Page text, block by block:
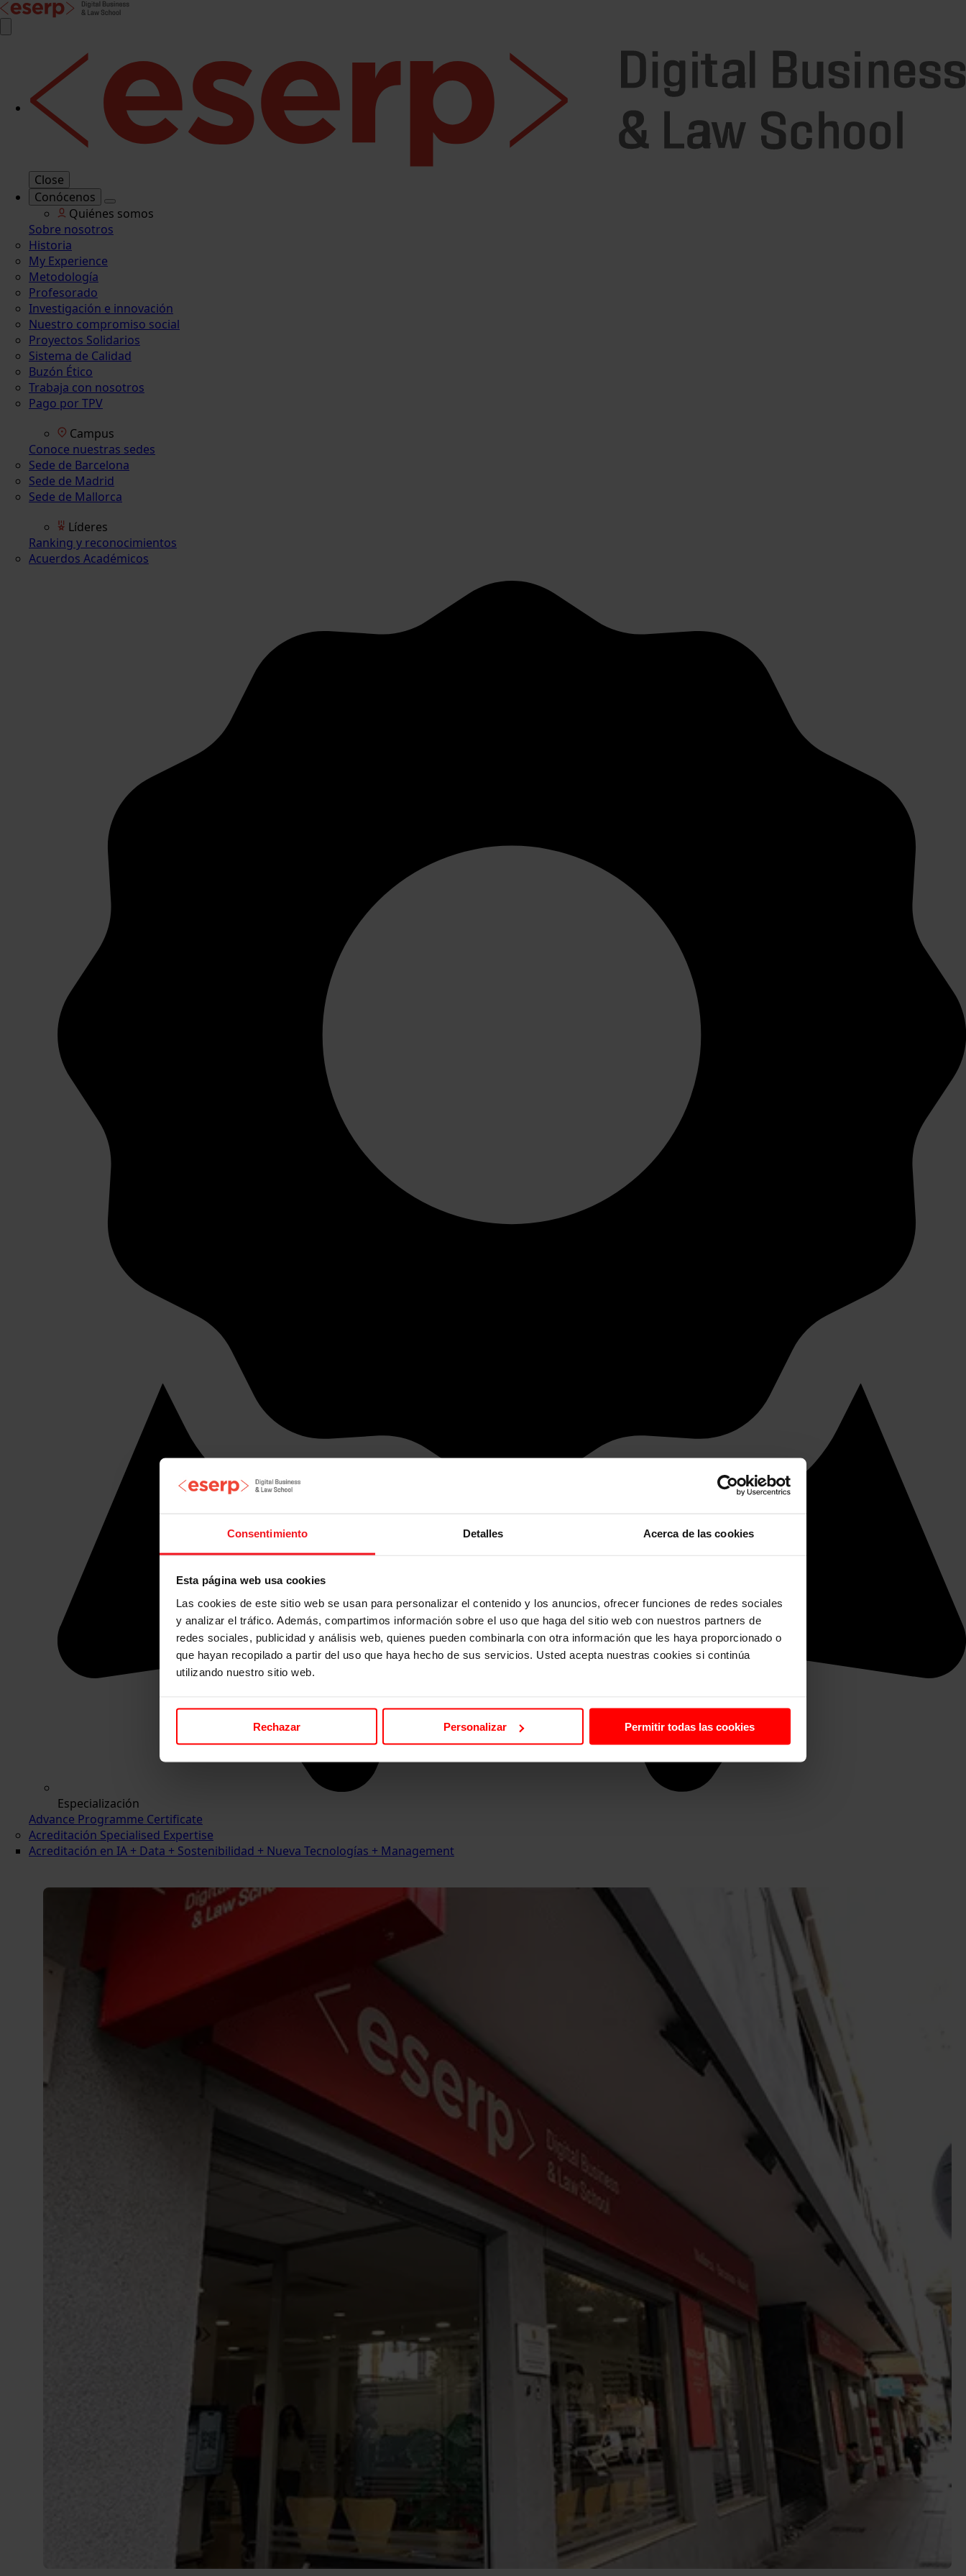
Consentimiento Detalles Acerca de las cookies
Esta página web usa cookies
Las cookies de este sitio web se usan para personalizar el contenido y los anuncios, ofrecer funciones de redes sociales
y analizar el tráfico. Además, compartimos información sobre el uso que haga del sitio web con nuestros partners de
redes sociales, publicidad y análisis web, quienes pueden combinarla con otra información que les haya proporcionado o
que hayan recopilado a partir del uso que haya hecho de sus servicios. Usted acepta nuestras cookies si continúa
utilizando nuestro sitio web.
Rechazar Personalizar Permitir todas las cookies
Close
Conócenos
Quiénes somos
Sobre nosotros
Historia
My Experience
Metodología
Profesorado
Investigación e innovación
Nuestro compromiso social
Proyectos Solidarios
Sistema de Calidad
Buzón Ético
Trabaja con nosotros
Pago por TPV
Campus
Conoce nuestras sedes
Sede de Barcelona
Sede de Madrid
Sede de Mallorca
Líderes
Ranking y reconocimientos
Acuerdos Académicos
Especialización
Advance Programme Certificate
Acreditación Specialised Expertise
Acreditación en IA + Data + Sostenibilidad + Nueva Tecnologías + Management